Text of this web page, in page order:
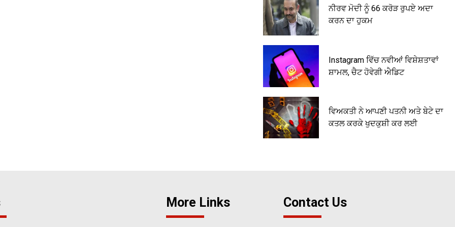
ਨੀਰਵ ਮੋਦੀ ਨੂੰ 66 ਕਰੋੜ ਰੁਪਏ ਅਦਾ
ਕਰਨ ਦਾ ਹੁਕਮ
Instagram ਵਿੱਚ ਨਵੀਆਂ ਵਿਸ਼ੇਸ਼ਤਾਵਾਂ
ਸ਼ਾਮਲ, ਚੈਟ ਹੋਵੇਗੀ ਐਡਿਟ
ਵਿਅਕਤੀ ਨੇ ਆਪਣੀ ਪਤਨੀ ਅਤੇ ਬੇਟੇ ਦਾ
ਕਤਲ ਕਰਕੇ ਖੁਦਕੁਸ਼ੀ ਕਰ ਲਈ
More Links Contact Us